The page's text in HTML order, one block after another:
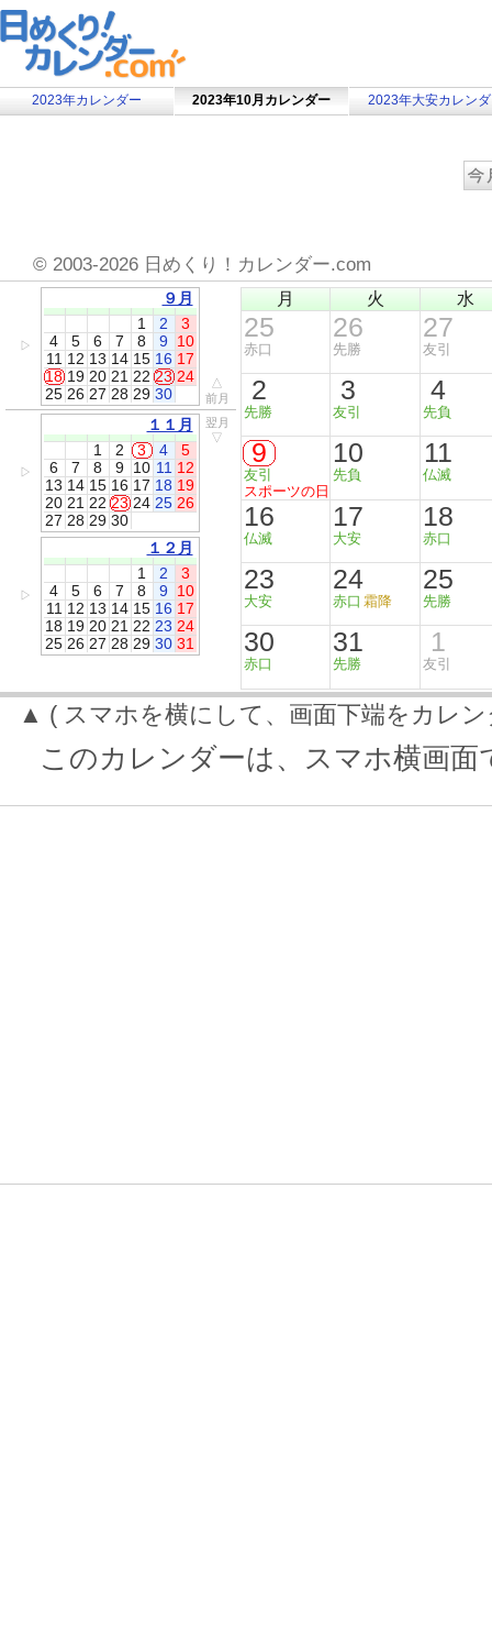
2023年カレンダー 2023年10月カレンダー 2023年大安カレン
© 2003-2026 日めくり！カレンダー.com
▷
９月
1
2
3
4
5 6 7 8 9
10
11 12 13 14 15 16 17
18 19 20 21 22 23 24
25 26 27 28 29 30
△
前月
▷
１１月
1
2 3 4
5
6
7 8 9 10 11 12
13 14 15 16 17 18 19
20 21 22 23 24 25 26
27 28 29 30
翌月
▽
▷
１２月
1
2
3
4
5 6 7 8 9
10
11 12 13 14 15 16 17
18 19 20 21 22 23 24
25 26 27 28 29 30 31
月 火 水
25
赤口
26
先勝
27
友引
2
先勝
3
友引
4
先負
9
友引
スポーツの日
10
先負
11
仏滅
16
仏滅
17
大安
18
赤口
23
大安
24
赤口 霜降
25
先勝
30
赤口
31
先勝
1
友引
▲ ( スマホを横にして、画面下端をカレ
このカレンダーは、スマホ横画面